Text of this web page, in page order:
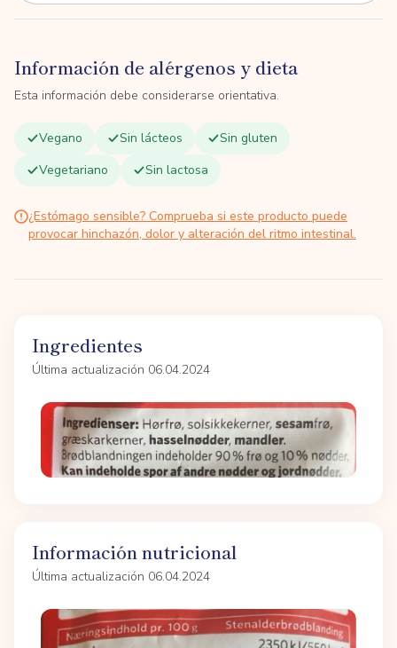
Información de alérgenos y dieta
Esta información debe considerarse orientativa.
Vegano Sin lácteos
Sin gluten
Vegetariano
Sin lactosa
¿Estómago sensible? Comprueba si este producto puede
provocar hinchazón, dolor y alteración del ritmo intestinal.
Ingredientes
Última actualización 06.04.2024
Información nutricional
Última actualización 06.04.2024